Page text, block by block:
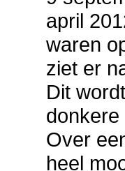
april
waren
ziet er
Dit
Over
heel